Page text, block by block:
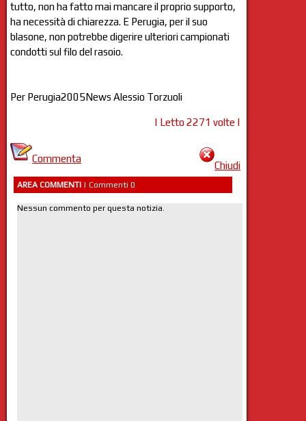
tutto, non ha fatto mai mancare il proprio supporto,
ha necessità di chiarezza. E Perugia, per il suo
blasone, non potrebbe digerire ulteriori campionati
condotti sul filo del rasoio.
Per Perugia2005News Alessio Torzuoli
| Letto 2271 volte |
Chiudi
Commenta
AREA COMMENTI | Commenti 0